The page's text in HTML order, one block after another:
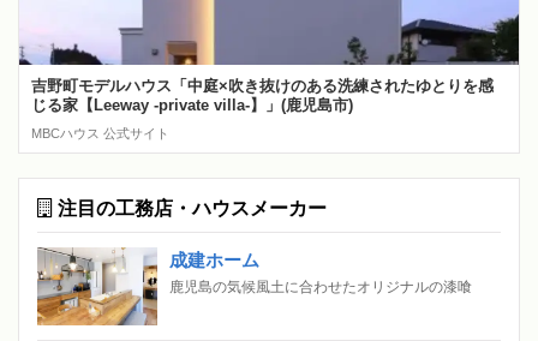
吉野町モデルハウス「中庭×吹き抜けのある洗練されたゆとりを感
じる家【Leeway -private villa-】」(鹿児島市)
MBCハウス 公式サイト
注目の工務店・ハウスメーカー
成建ホーム
鹿児島の気候風土に合わせたオリジナルの漆喰